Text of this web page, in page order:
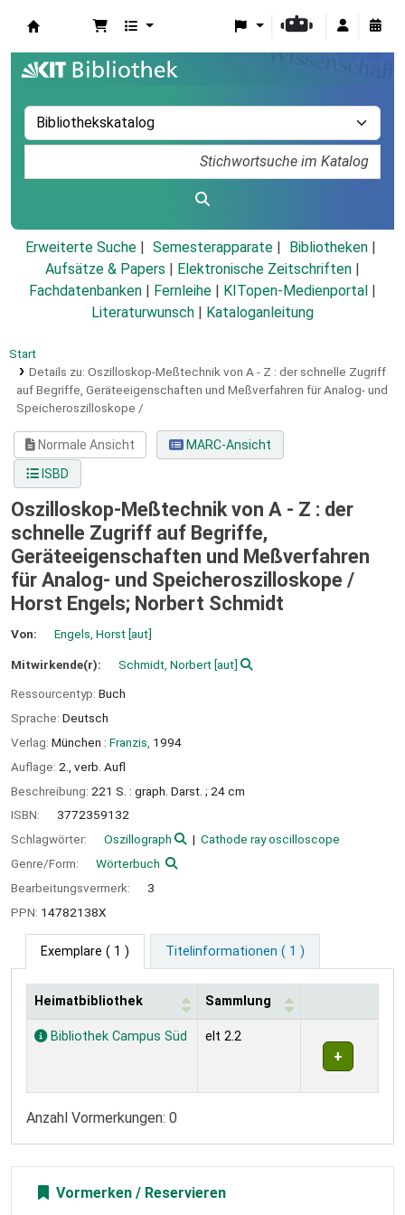
Erweiterte Suche Semesterapparate
Bibliotheken
Aufsätze & Papers
Elektronische Zeitschriften
Fachdatenbanken
Fernleihe KITopen-Medienportal
Literaturwunsch
Kataloganleitung
Start
Details zu: Oszilloskop-Meßtechnik von A - Z : der schnelle Zugriff
auf Begriffe, Geräteeigenschaften und Meßverfahren für Analog- und
Speicheroszilloskope /
Normale Ansicht
MARC-Ansicht
ISBD
Oszilloskop-Meßtechnik von A - Z : der
schnelle Zugriff auf Begriffe,
Geräteeigenschaften und Meßverfahren
für Analog- und Speicheroszilloskope /
Horst Engels; Norbert Schmidt
Von: Engels, Horst[aut]
Mitwirkende(r): Schmidt, Norbert[aut]
Ressourcentyp: Buch
Sprache: Deutsch
Verlag: München : Franzis, 1994
Auflage: 2., verb. Aufl
Beschreibung: 221 S. : graph. Darst. ; 24 cm
ISBN:
3772359132
Schlagwörter:
Oszillograph
Cathode ray oscilloscope
Genre/Form:
Wörterbuch
Bearbeitungsvermerk:
3
PPN: 14782138X
Exemplare ( 1 ) Titelinformationen ( 1 )
Exemplare
Heimatbibliothek Sammlung
Bibliothek Campus Süd elt 2.2
Anzahl Vormerkungen: 0
Vormerken